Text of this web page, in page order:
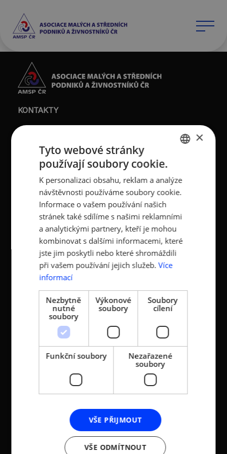
KONTAKTY
středních podniků a
živnostníků České
republiky (AMSP ČR)
Zápis v OR: Spisová
značka L 12282 vedená u
Městského soudu v
Praze (původní
registrace u MV ČR, č.j.
VS/1-1/48 640/01-R,
založeno r. 2001)
IČ: 26547783
DIČ: CZ26547783
Sokolovská 100/94
186 00 Praha 8 - Karlín
T: +420 236 080 454
e-mail:amsp@amsp.cz
web: www.amsp.cz
Datová schránka:
ID: au9uavs
DALŠÍ ODKAZY
Stanovy AMSP ČR
Aktuality a multimédia
Všeobecné obchodní podmínky
Ochrana osobních údajů
LEGISLATIVA
ENGLISH
×
Tyto webové stránky
používají soubory cookie.
K personalizaci obsahu, reklam a analýze
návštěvnosti používáme soubory cookie.
Informace o vašem používání našich
stránek také sdílíme s našimi reklamními
a analytickými partnery, kteří je mohou
kombinovat s dalšími informacemi, které
jste jim poskytli nebo které shromáždili
při vašem používání jejich služeb. Více
informací
Nezbytně
nutné
soubory
Výkonové
soubory
Soubory
cílení
Funkční soubory
Nezařazené
soubory
VŠE PŘIJMOUT
VŠE ODMÍTNOUT